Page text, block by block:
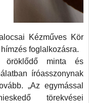
Kézműves Kör
foglalkozásra.
öröklődő minta és
íróasszonynak
„Az egymással
törekvései